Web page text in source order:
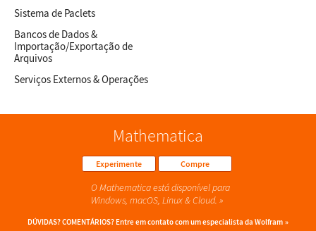
Sistema de Paclets
Bancos de Dados &
Importação/Exportação de
Arquivos
Serviços Externos & Operações
Mathematica
Experimente Compre
O Mathematica está disponível para
Windows, macOS, Linux & Cloud.
DÚVIDAS? COMENTÁRIOS? Entre em contato com um especialista da Wolfram